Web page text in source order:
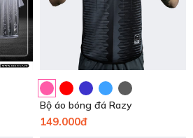
Bộ áo bóng đá Razy
149.000đ